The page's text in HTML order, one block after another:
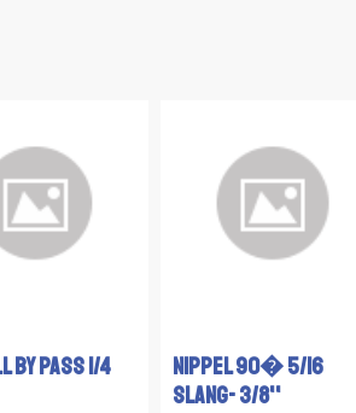
BY PASS 1/4
NIPPEL 90� 5/16
SLANG- 3/8''